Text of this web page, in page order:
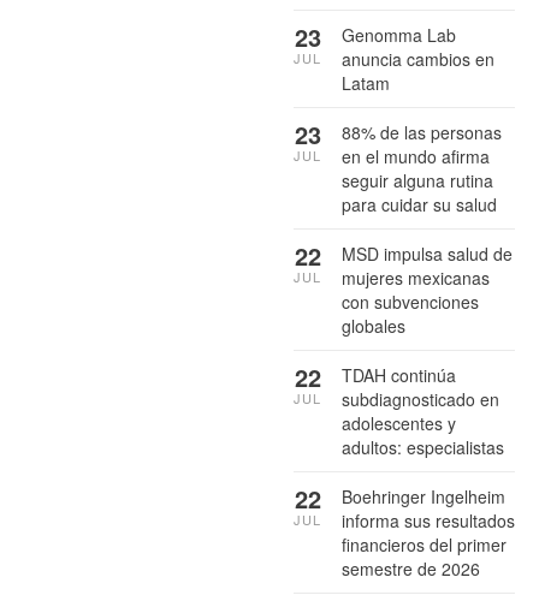
Genomma Lab
anuncia cambios en
Latam
23
JUL
88% de las personas
en el mundo afirma
seguir alguna rutina
para cuidar su salud
23
JUL
MSD impulsa salud de
mujeres mexicanas
con subvenciones
globales
22
JUL
TDAH continúa
subdiagnosticado en
adolescentes y
adultos: especialistas
22
JUL
Boehringer Ingelheim
informa sus resultados
financieros del primer
semestre de 2026
22
JUL